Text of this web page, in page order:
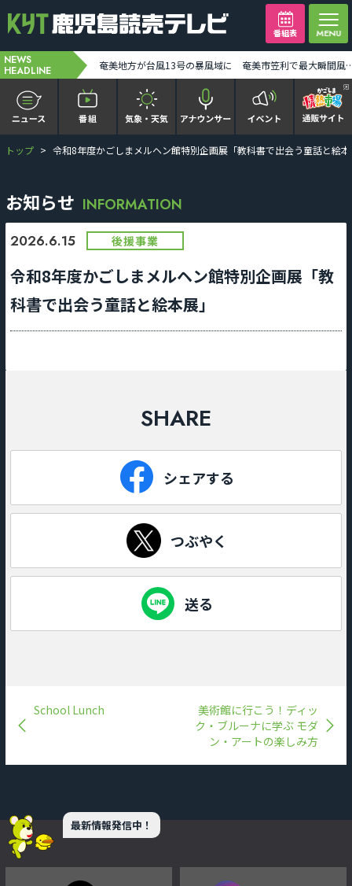
番組表
NEWS
HEADLINE 台風13号奄美地方の一部が暴風域に 7日朝から昼前にかけ奄美地方に最接近か 線状降水帯発生の恐れも [2026-08-07 00:00:00] 奄美地方が台風13号の暴風域に 奄美市笠利で最大瞬間風速
かごピタ FAMILIAR
KYT news every かごしま
かごしまソロ活
It推しTV
番組表を見る
トップ 令和8年度かごしまメルヘン館特別企画展「教科書で出会う童話と絵
お知らせ INFORMATION
2026.6.15 後援事業
令和8年度かごしまメルヘン館特別企画展「教
科書で出会う童話と絵本展」
SHARE
シェアする
つぶやく
送る
School Lunch
美術館に行こう！ディッ
ク・ブルーナに学ぶ モダ
ン・アートの楽しみ方
最新情報発信中！